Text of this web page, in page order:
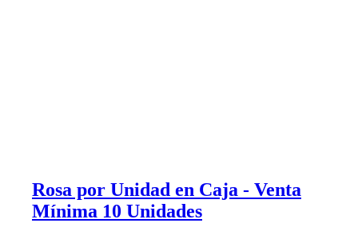
Rosa por Unidad en Caja - Venta
Mínima 10 Unidades